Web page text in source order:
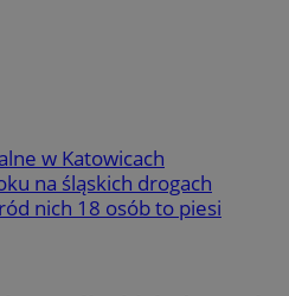
w Katowicach
na śląskich drogach
nich 18 osób to piesi